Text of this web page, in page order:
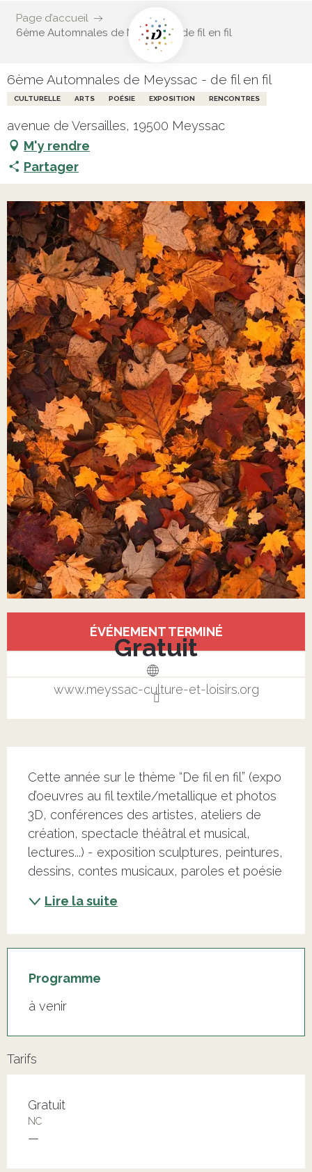
Page d’accueil
6ème Automnales de Meyssac - de fil en fil
6ème Automnales de Meyssac - de fil en fil
CULTURELLE ARTS POÉSIE EXPOSITION RENCONTRES
avenue de Versailles, 19500 Meyssac
M'y rendre
Partager
ÉVÉNEMENT TERMINÉ
Gratuit
www.meyssac-culture-et-loisirs.org
Cette année sur le thème “De fil en fil” (expo
d’oeuvres au fil textile/metallique et photos
3D, conférences des artistes, ateliers de
création, spectacle théâtral et musical,
lectures...) - exposition sculptures, peintures,
dessins, contes musicaux, paroles et poésie
Lire la suite
Programme
à venir
Tarifs
Tarifs 2026
Gratuit
NC
—